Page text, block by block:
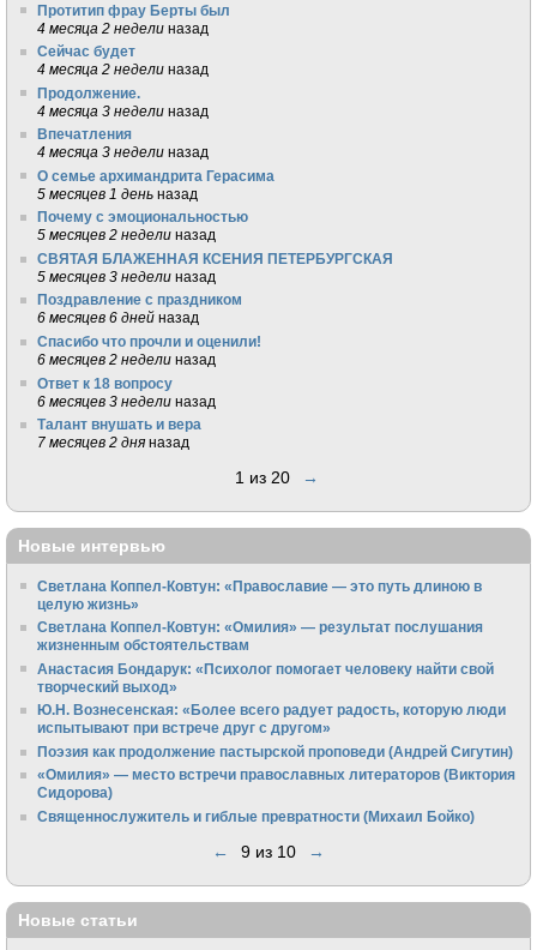
Протитип фрау Берты был
4 месяца 2 недели назад
Сейчас будет
4 месяца 2 недели назад
Продолжение.
4 месяца 3 недели назад
Впечатления
4 месяца 3 недели назад
О семье архимандрита Герасима
5 месяцев 1 день назад
Почему с эмоциональностью
5 месяцев 2 недели назад
СВЯТАЯ БЛАЖЕННАЯ КСЕНИЯ ПЕТЕРБУРГСКАЯ
5 месяцев 3 недели назад
Поздравление с праздником
6 месяцев 6 дней назад
Спасибо что прочли и оценили!
6 месяцев 2 недели назад
Ответ к 18 вопросу
6 месяцев 3 недели назад
Талант внушать и вера
7 месяцев 2 дня назад
1 из 20 →
Новые интервью
Светлана Коппел-Ковтун: «Православие — это путь длиною в
целую жизнь»
Светлана Коппел-Ковтун: «Омилия» — результат послушания
жизненным обстоятельствам
Анастасия Бондарук: «Психолог помогает человеку найти свой
творческий выход»
Ю.Н. Вознесенская: «Более всего радует радость, которую люди
испытывают при встрече друг с другом»
Поэзия как продолжение пастырской проповеди (Андрей Сигутин)
«Омилия» — место встречи православных литераторов (Виктория
Сидорова)
Священнослужитель и гиблые превратности (Михаил Бойко)
← 9 из 10 →
Новые статьи